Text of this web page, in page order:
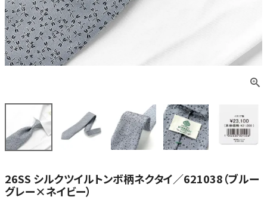
26SS シルクツイルトンボ柄ネクタイ／621038（ブルー
グレー×ネイビー）